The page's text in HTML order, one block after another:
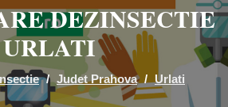
DEZINSECTIE
URLATI
/ Judet Prahova / Urlati